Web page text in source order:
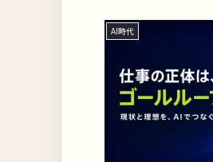
AI時代